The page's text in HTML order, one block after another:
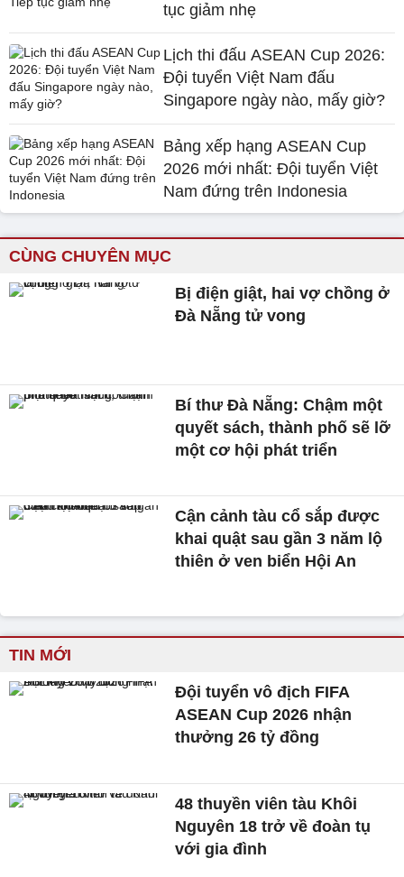
tục giảm nhẹ
Lịch thi đấu ASEAN Cup 2026:
Đội tuyển Việt Nam đấu
Singapore ngày nào, mấy giờ?
Bảng xếp hạng ASEAN Cup
2026 mới nhất: Đội tuyển Việt
Nam đứng trên Indonesia
CÙNG CHUYÊN MỤC
Bị điện giật, hai vợ chồng ở
Đà Nẵng tử vong
Bí thư Đà Nẵng: Chậm một
quyết sách, thành phố sẽ lỡ
một cơ hội phát triển
Cận cảnh tàu cổ sắp được
khai quật sau gần 3 năm lộ
thiên ở ven biển Hội An
TIN MỚI
Đội tuyển vô địch FIFA
ASEAN Cup 2026 nhận
thưởng 26 tỷ đồng
48 thuyền viên tàu Khôi
Nguyên 18 trở về đoàn tụ
với gia đình